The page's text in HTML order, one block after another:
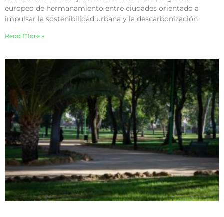
europeo de hermanamiento entre ciudades orientado a
impulsar la sostenibilidad urbana y la descarbonización
Read More »